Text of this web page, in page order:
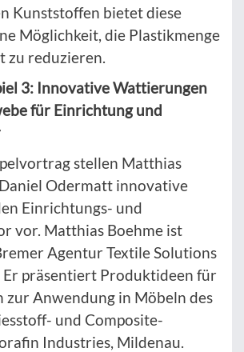
Kunststoffen bietet diese
Möglichkeit, die Plastikmenge
zu reduzieren.
3: Innovative Wattierungen
für Einrichtung und
stellen Matthias
Odermatt innovative
Einrichtungs- und
vor. Matthias Boehme ist
Agentur Textile Solutions
Er präsentiert Produktideen für
zur Anwendung in Möbeln des
und Composite-
Industries, Mildenau.